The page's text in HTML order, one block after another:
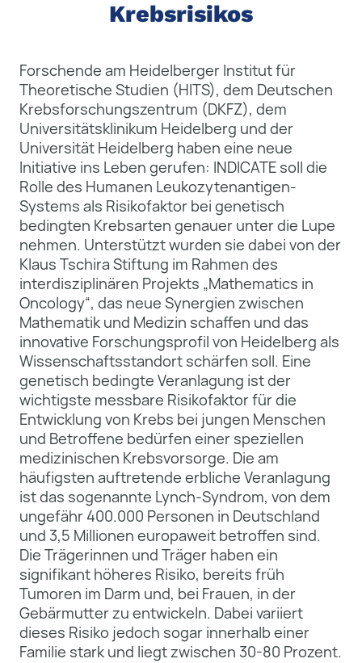
Krebsrisikos
Forschende am Heidelberger Institut für
Theoretische Studien (HITS), dem Deutschen
Krebsforschungszentrum (DKFZ), dem
Universitätsklinikum Heidelberg und der
Universität Heidelberg haben eine neue
Initiative ins Leben gerufen: INDICATE soll die
Rolle des Humanen Leukozytenantigen-
Systems als Risikofaktor bei genetisch
bedingten Krebsarten genauer unter die Lupe
nehmen. Unterstützt wurden sie dabei von der
Klaus Tschira Stiftung im Rahmen des
interdisziplinären Projekts „Mathematics in
Oncology“, das neue Synergien zwischen
Mathematik und Medizin schaffen und das
innovative Forschungsprofil von Heidelberg als
Wissenschaftsstandort schärfen soll. Eine
genetisch bedingte Veranlagung ist der
wichtigste messbare Risikofaktor für die
Entwicklung von Krebs bei jungen Menschen
und Betroffene bedürfen einer speziellen
medizinischen Krebsvorsorge. Die am
häufigsten auftretende erbliche Veranlagung
ist das sogenannte Lynch-Syndrom, von dem
ungefähr 400.000 Personen in Deutschland
und 3,5 Millionen europaweit betroffen sind.
Die Trägerinnen und Träger haben ein
signifikant höheres Risiko, bereits früh
Tumoren im Darm und, bei Frauen, in der
Gebärmutter zu entwickeln. Dabei variiert
dieses Risiko jedoch sogar innerhalb einer
Familie stark und liegt zwischen 30-80 Prozent.